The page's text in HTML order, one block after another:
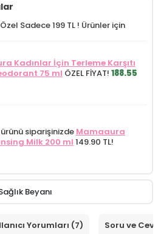
Sadece 199 TL ! Ürünler için
Kadınlar İçin Terleme Karşıtı
75 ml ÖZEL FİYAT! 188.55
siparişinizde Mamaaura
Milk 200 ml 149.90 TL!
Beyanı
Yorumları (7) Soru ve